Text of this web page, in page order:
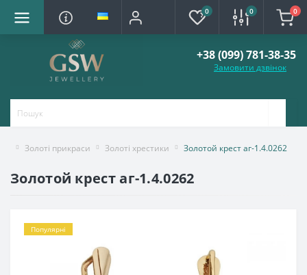
0 0 0
+38 (099) 781-38-35
Замовити дзвінок
Золоті прикраси Золоті хрестики Золотой крест аг-1.4.0262
Золотой крест аг-1.4.0262
Популярні